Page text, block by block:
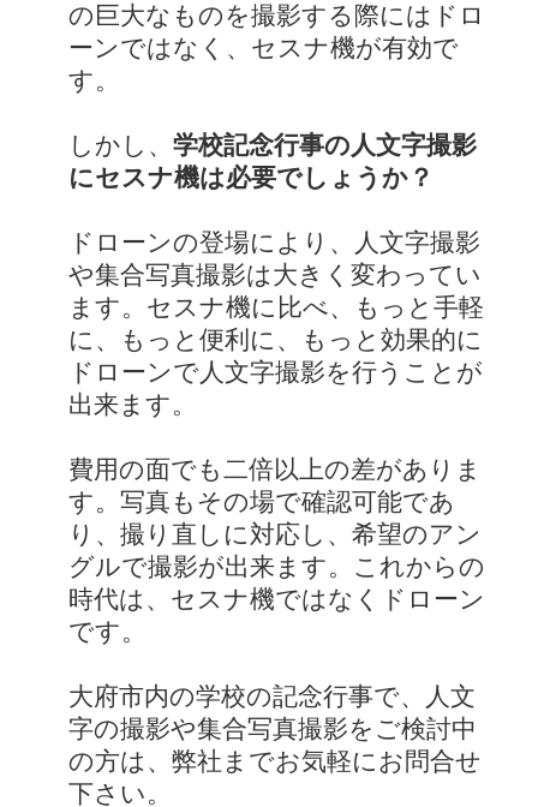
の巨大なものを撮影する際にはドロ
ーンではなく、セスナ機が有効で
す。
しかし、 学校記念行事の人文字撮影
にセスナ機は必要でしょうか？
ドローンの登場により、人文字撮影
や集合写真撮影は大きく変わってい
ます。セスナ機に比べ、もっと手軽
に、もっと便利に、もっと効果的に
ドローンで人文字撮影を行うことが
出来ます。
費用の面でも二倍以上の差がありま
す。写真もその場で確認可能であ
り、撮り直しに対応し、希望のアン
グルで撮影が出来ます。これからの
時代は、セスナ機ではなくドローン
です。
大府市内の学校の記念行事で、人文
字の撮影や集合写真撮影をご検討中
の方は、弊社までお気軽にお問合せ
下さい。